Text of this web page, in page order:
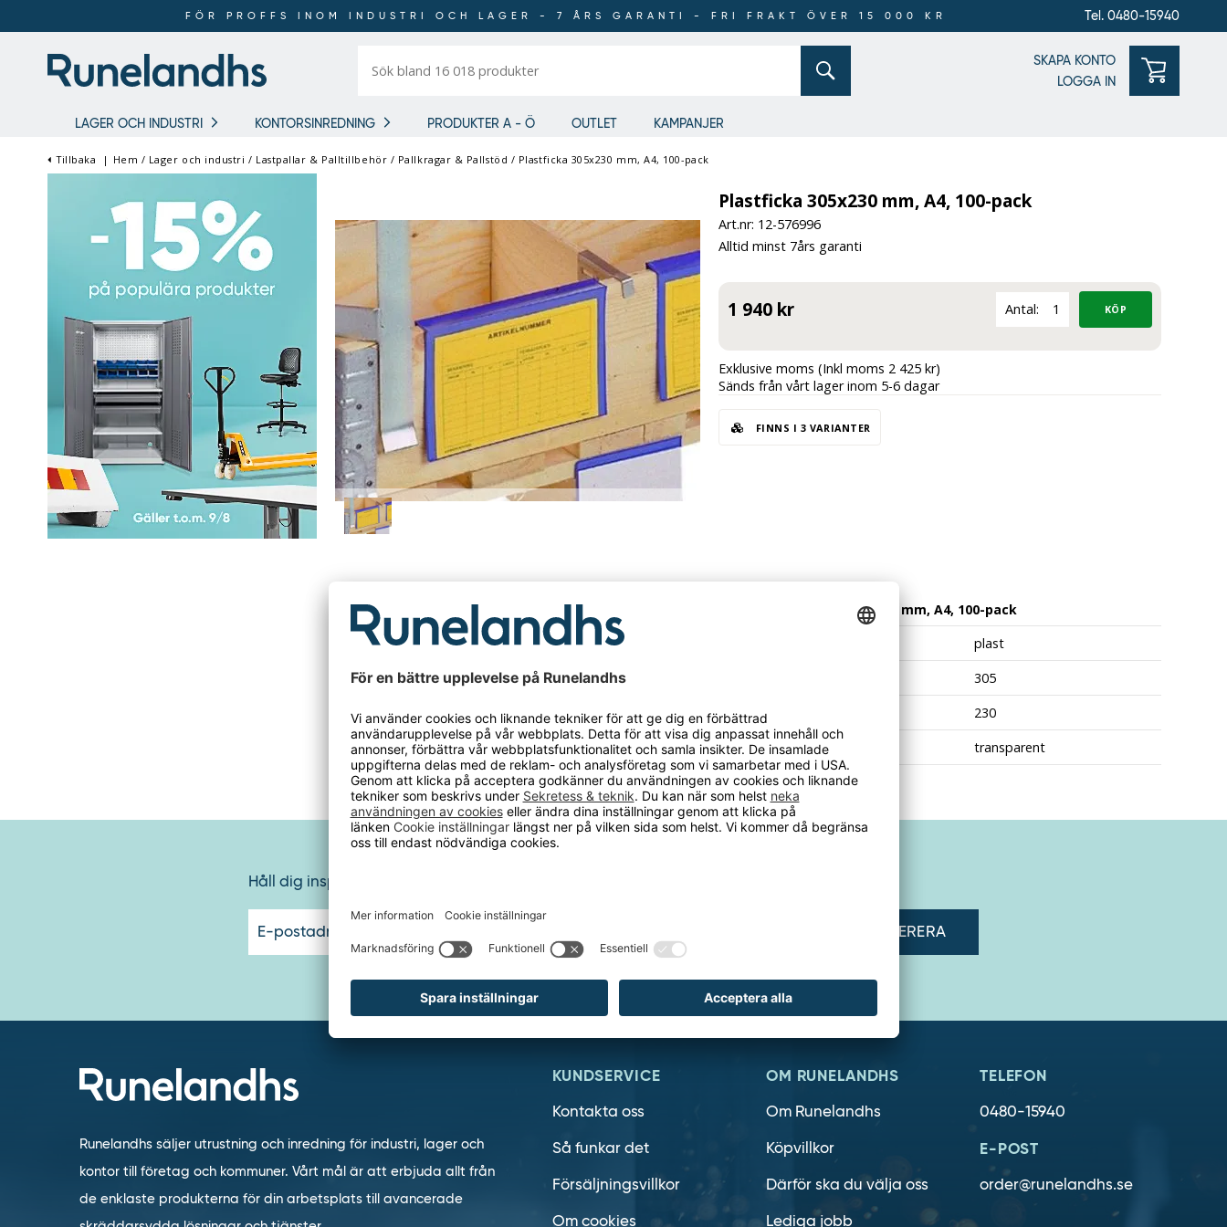
FÖR PROFFS INOM INDUSTRI OCH LAGER - 7 ÅRS GARANTI - FRI FRAKT ÖVER 15 000 KR Tel. 0480-15940
bland
SKAPA KONTO
LOGGA IN
LAGER OCH INDUSTRI KONTORSINREDNING PRODUKTER A - Ö OUTLET KAMPANJER
FÖR PROFFS INOM
INDUSTRI OCH LAGER
Tillbaka | Hem / Lager och industri / Lastpallar & Palltillbehör / Pallkragar & Pallstöd / Plastficka 305x230 mm, A4, 100-pack
Plastficka 305x230 mm, A4, 100-pack
Art.nr: 12-576996
Alltid minst 7års garanti
1 940 kr Antal:
Exklusive moms (Inkl moms 2 425 kr)
Sänds från vårt lager inom 5-6 dagar
FINNS I 3 VARIANTER
Plastficka 305x230 mm, A4, 100-pack
Plastficka 305x230 mm, A4, 100-pack. Plastfickan har ett
stadigt bakstycke med formpressad övervikning och framsidan
är av genomskinlig plast.
Den här produkten har fått ett nytt art.nr.
Tidigare hade den art.nr. 138382
Plastficka 305x230 mm, A4, 100-pack
plast
305
230
Färg
transparent
Håll dig inspirerad och ta del av våra nyheter och kampanjer
Runelandhs säljer utrustning och inredning för industri, lager och
kontor till företag och kommuner. Vårt mål är att erbjuda allt från
de enklaste produkterna för din arbetsplats till avancerade
KUNDSERVICE
Kontakta oss
Så funkar det
Försäljningsvillkor
Om cookies
OM RUNELANDHS
Om Runelandhs
Köpvillkor
Därför ska du välja oss
Lediga jobb
TELEFON
0480-15940
E-POST
order@runelandhs.se